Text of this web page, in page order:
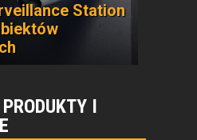
Station
I